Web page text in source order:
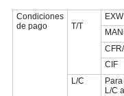
Condiciones
de pago
T/T
EXW
CIF
L/C
L/C